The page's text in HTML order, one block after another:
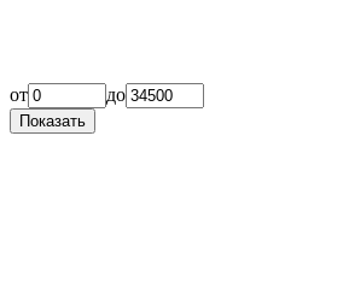
от
до
Показать